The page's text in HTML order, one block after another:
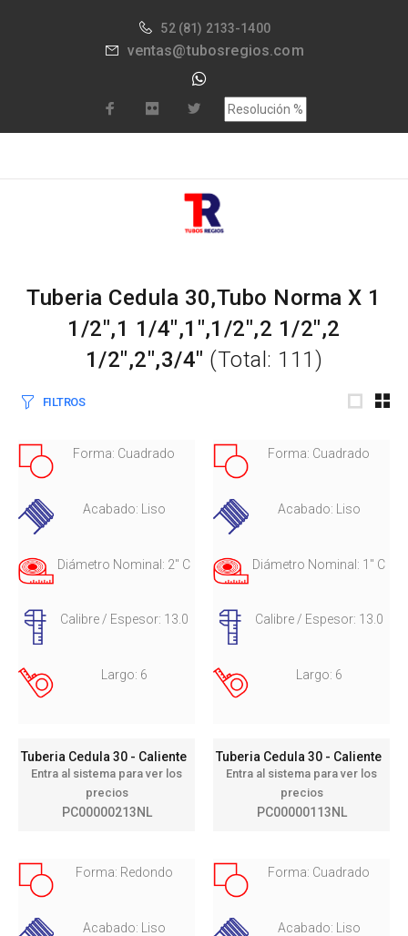
52 (81) 2133-1400
ventas@tubosregios.com
Tuberia Cedula 30,Tubo Norma X 1
1/2",1 1/4",1",1/2",2 1/2",2
1/2",2",3/4" (Total: 111)
FILTROS
Forma: Cuadrado
Acabado: Liso
Diámetro Nominal: 2" C
Calibre / Espesor: 13.0
Largo: 6
Tuberia Cedula 30 - Caliente
Entra al sistema para ver los
precios
PC00000213NL
Forma: Cuadrado
Acabado: Liso
Diámetro Nominal: 1" C
Calibre / Espesor: 13.0
Largo: 6
Tuberia Cedula 30 - Caliente
Entra al sistema para ver los
precios
PC00000113NL
Forma: Redondo
Acabado: Liso
Forma: Cuadrado
Acabado: Liso